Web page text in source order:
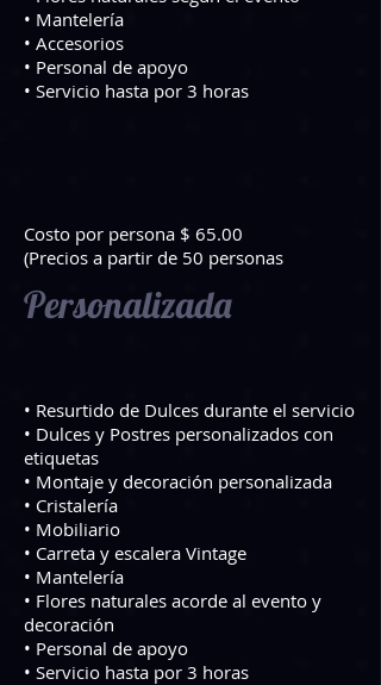
• Mantelería
• Accesorios
• Personal de apoyo
• Servicio hasta por 3 horas
Costo por persona $ 65.00
(Precios a partir de 50 personas
Personalizada
• Resurtido de Dulces durante el servicio
• Dulces y Postres personalizados con
etiquetas
• Montaje y decoración personalizada
• Cristalería
• Mobiliario
• Carreta y escalera Vintage
• Mantelería
• Flores naturales acorde al evento y
decoración
• Personal de apoyo
• Servicio hasta por 3 horas